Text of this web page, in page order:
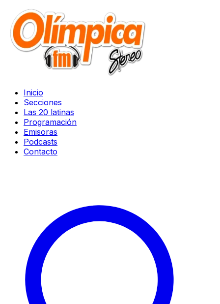
Inicio
Secciones
Las 20 latinas
Programación
Emisoras
Podcasts
Contacto